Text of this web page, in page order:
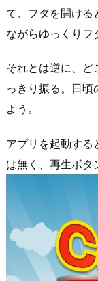
て、フタを開ける
ながらゆっくりフ
それとは逆に、ど
っきり振る。日
よう。
アプリを起動する
は無く、再生ボタ